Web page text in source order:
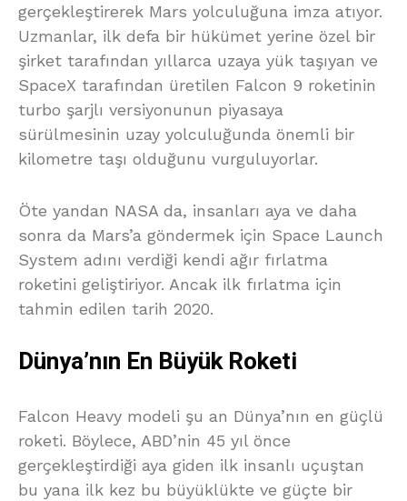
gerçekleştirerek Mars yolculuğuna imza atıyor.
Uzmanlar, ilk defa bir hükümet yerine özel bir
şirket tarafından yıllarca uzaya yük taşıyan ve
SpaceX tarafından üretilen Falcon 9 roketinin
turbo şarjlı versiyonunun piyasaya
sürülmesinin uzay yolculuğunda önemli bir
kilometre taşı olduğunu vurguluyorlar.
Öte yandan NASA da, insanları aya ve daha
sonra da Mars’a göndermek için Space Launch
System adını verdiği kendi ağır fırlatma
roketini geliştiriyor. Ancak ilk fırlatma için
tahmin edilen tarih 2020.
Dünya’nın En Büyük Roketi
Falcon Heavy modeli şu an Dünya’nın en güçlü
roketi. Böylece, ABD’nin 45 yıl önce
gerçekleştirdiği aya giden ilk insanlı uçuştan
bu yana ilk kez bu büyüklükte ve güçte bir